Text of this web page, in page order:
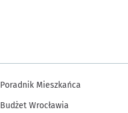
Poradnik Mieszkańca
Budżet Wrocławia